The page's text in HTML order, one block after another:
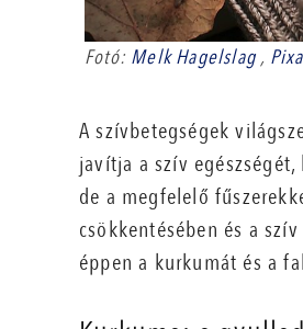
Fotó: Melk Hagelslag,
A szívbetegségek
javítja a szív
de a megfelelő
csökkentésében és a
éppen a kurkumát és a